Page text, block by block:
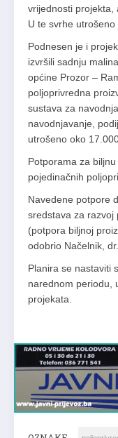
vrijednosti projekta,
U te svrhe utrošeno
Podnesen je i
izvršili sadnju
općine Prozor –
poljoprivredna
sustava za
navodnjavanje,
utrošeno oko
Potporama za
pojedinačnih
Navedene potpore
sredstava za razvoj
(potpora biljnoj
odobrio Načelnik,
Planira se nastaviti
narednom periodu,
projekata.